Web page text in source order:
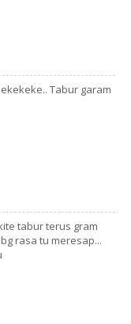
Tabur garam
tabur terus gram
rasa tu meresap...